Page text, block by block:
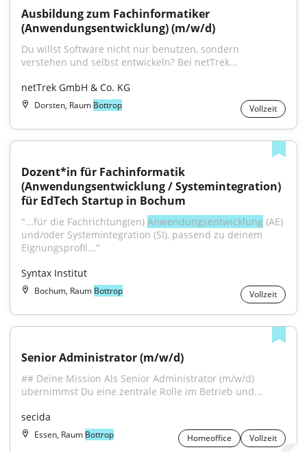
Ausbildung zum Fachinformatiker
(Anwendungsentwicklung) (m/w/d)
Du willst Software nicht nur benutzen, sondern
verstehen und selbst entwickeln? Bei netTrek...
netTrek GmbH & Co. KG
Dorsten, Raum Bottrop Vollzeit
Dozent*in für Fachinformatik
(Anwendungsentwicklung / Systemintegration)
für EdTech Startup in Bochum
"...für die Fachrichtung(en) Anwendungsentwicklung (AE)
und/oder Systemintegration (SI), passend zu deinem
Eignungsprofil..."
Syntax Institut
Bochum, Raum Bottrop Vollzeit
Senior Administrator (m/w/d)
## Deine Mission Als Senior Administrator (m/w/d)
übernimmst Du eine zentrale Rolle im Betrieb und...
secida
Essen, Raum Bottrop Homeoffice Vollzeit